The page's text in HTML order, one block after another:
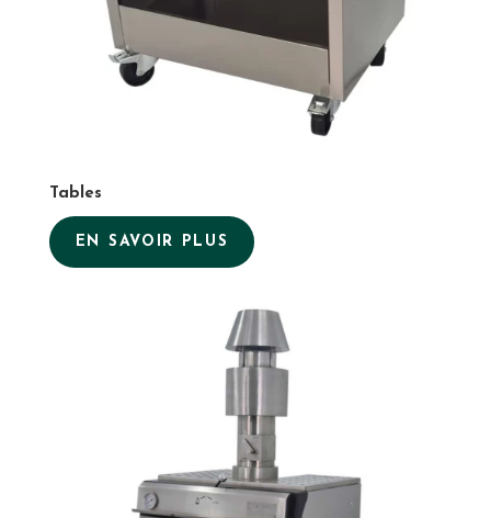
Tables
EN SAVOIR PLUS